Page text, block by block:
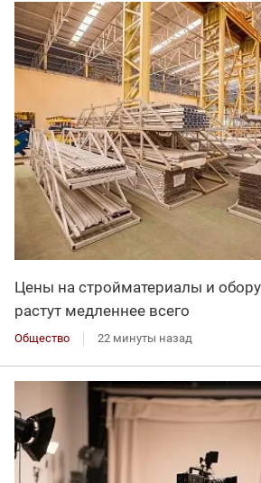
Цены на стройматериалы и
растут медленнее всего
Общество 22 минуты назад